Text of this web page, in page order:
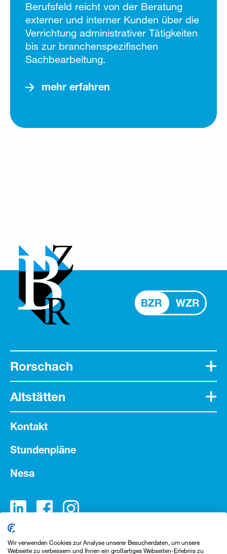
Berufsfeld reicht von der Beratung
externer und interner Kunden über die
Verrichtung administrativer Tätigkeiten
bis zur branchenspezifischen
Sachbearbeitung.
mehr erfahren
BZR WZR
Rorschach
Altstätten
Kontakt
Stundenpläne
Nesa
Wir verwenden Cookies zur Analyse unserer Besucherdaten, um unsere
Webseite zu verbessern und Ihnen ein großartiges Webseiten-Erlebnis zu